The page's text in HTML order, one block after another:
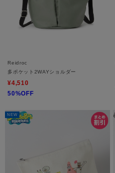
Reidroc
多ポケット2WAYショルダー
¥4,510
50%OFF
NEW